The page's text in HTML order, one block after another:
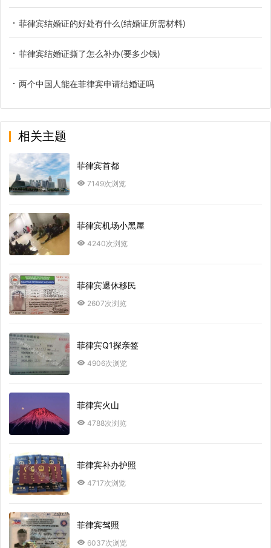
菲律宾结婚证的好处有什么(结婚证所需材料)
菲律宾结婚证撕了怎么补办(要多少钱)
两个中国人能在菲律宾申请结婚证吗
相关主题
菲律宾首都
7149次浏览
菲律宾机场小黑屋
4240次浏览
菲律宾退休移民
2607次浏览
菲律宾Q1探亲签
4906次浏览
菲律宾火山
4788次浏览
菲律宾补办护照
4717次浏览
菲律宾驾照
6037次浏览